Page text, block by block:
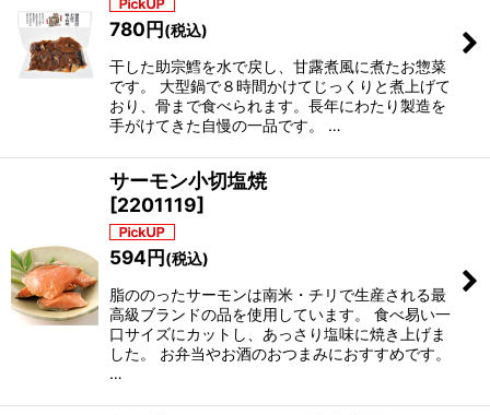
780円(税込)
干した助宗鱈を水で戻し、甘露煮風に煮たお惣菜
です。 大型鍋で８時間かけてじっくりと煮上げて
おり、骨まで食べられます。長年にわたり製造を
手がけてきた自慢の一品です。 …
サーモン小切塩焼
[2201119]
594円(税込)
脂ののったサーモンは南米・チリで生産される最
高級ブランドの品を使用しています。 食べ易い一
口サイズにカットし、あっさり塩味に焼き上げま
した。 お弁当やお酒のおつまみにおすすめです。
…